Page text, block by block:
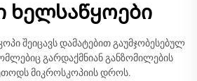
ხელსაწყოები
შეიცავს დამატებით გაუმჯობესებულ
გარდაქმნიან განზომილების
მიკროსკოპიის დროს.